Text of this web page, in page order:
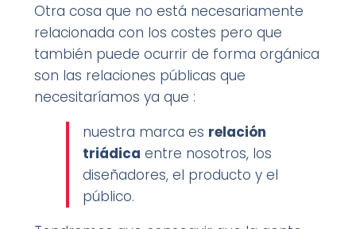
Otra cosa que no está necesariamente
relacionada con los costes pero que
también puede ocurrir de forma orgánica
son las relaciones públicas que
necesitaríamos ya que :
nuestra marca es relación
triádica entre nosotros, los
diseñadores, el producto y el
público.